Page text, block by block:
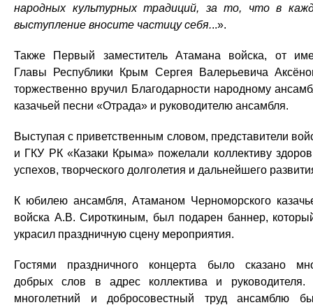
народных культурных традиций, за то, что в
выступление вносите частицу себя...».
Также Первый заместитель Атамана войска, от
Главы Республики Крым Сергея Валерьевича
торжественно вручил Благодарности народному
казачьей песни «Отрада» и руководителю ансамбля.
Выступая с приветственным словом, представители
и ГКУ РК «Казаки Крыма» пожелали коллективу
успехов, творческого долголетия и дальнейшего
К юбилею ансамбля, Атаманом Черноморского
войска А.В. Сироткиным, был подарен баннер,
украсил праздничную сцену мероприятия.
Гостями праздничного концерта было сказано
добрых слов в адрес коллектива и руководителя.
многолетний и добросовестный труд ансамблю